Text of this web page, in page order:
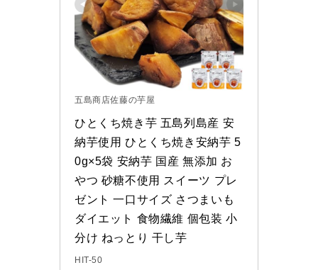
五島商店佐藤の芋屋
ひとくち焼き芋 五島列島産 安
納芋使用 ひとくち焼き安納芋 5
0g×5袋 安納芋 国産 無添加 お
やつ 砂糖不使用 スイーツ プレ
ゼント 一口サイズ さつまいも
ダイエット 食物繊維 個包装 小
分け ねっとり 干し芋
HIT-50